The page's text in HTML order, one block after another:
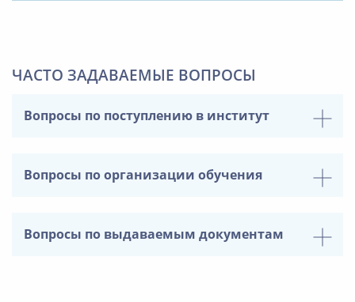
ЧАСТО ЗАДАВАЕМЫЕ ВОПРОСЫ
Вопросы по поступлению в институт
Вопросы по организации обучения
Вопросы по выдаваемым документам